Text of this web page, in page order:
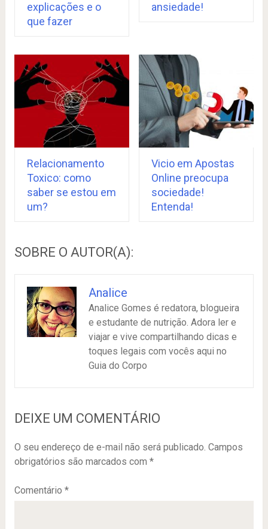
explicações e o
que fazer
ansiedade!
Relacionamento
Toxico: como
saber se estou em
um?
Vicio em Apostas
Online preocupa
sociedade!
Entenda!
SOBRE O AUTOR(A):
Analice
Analice Gomes é redatora, blogueira
e estudante de nutrição. Adora ler e
viajar e vive compartilhando dicas e
toques legais com vocês aqui no
Guia do Corpo
DEIXE UM COMENTÁRIO
O seu endereço de e-mail não será publicado. Campos
obrigatórios são marcados com *
Comentário *